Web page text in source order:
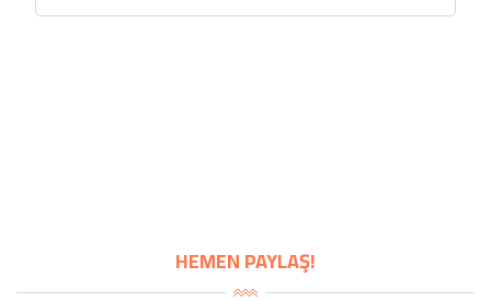
HEMEN PAYLAŞ!